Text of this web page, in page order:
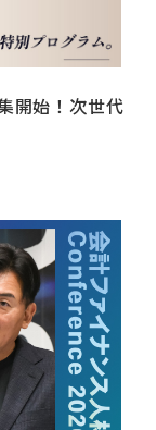
開始！次世代